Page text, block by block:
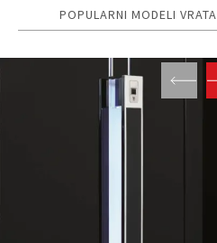
POPULARNI MODELI VRATA